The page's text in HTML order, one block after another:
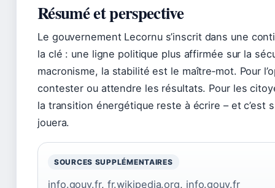
Résumé et perspective
Le gouvernement Lecornu s’inscrit dans une
la clé : une ligne politique plus affirmée sur la
macronisme, la stabilité est le maître‑mot. Pour
contester ou attendre les résultats. Pour les
la transition énergétique reste à écrire – et c’est
jouera.
SOURCES SUPPLÉMENTAIRES
info.gouv.fr, fr.wikipedia.org, info.gouv.fr